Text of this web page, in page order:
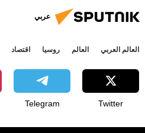
عربي
العالم العربي العالم روسيا اقتصاد
Twitter
Telegram